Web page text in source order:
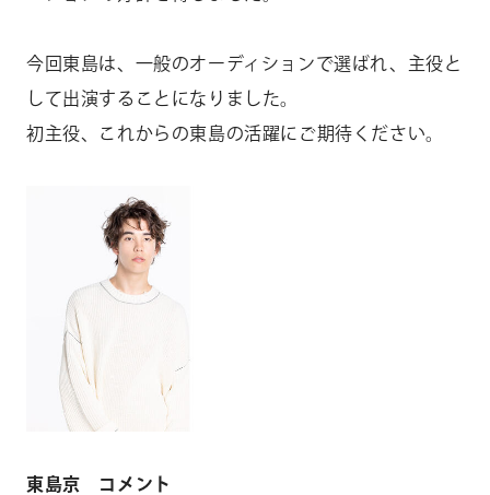
今回東島は、一般のオーディションで選ばれ、主役と
して出演することになりました。
初主役、これからの東島の活躍にご期待ください。
東島京 コメント